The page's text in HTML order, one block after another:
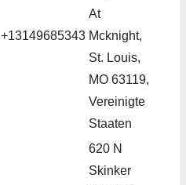
+13149685343
At
Mcknight,
St. Louis,
MO 63119,
Vereinigte
Staaten
620 N
Skinker